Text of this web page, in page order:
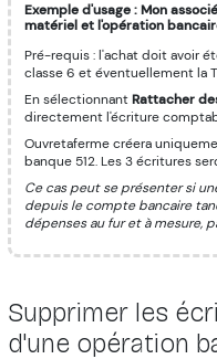
Exemple d'usage : Mon
matériel et l'opération
Pré-requis : l'achat doit avoir
classe 6 et éventuellement la
En sélectionnantRattacher
directement l'écriture
Ouvretaferme créera
banque 512. Les 3 écritures
Ce cas peut se présenter si
depuis le compte bancaire
dépenses au fur et à mesure,
Supprimer les
d'une opération